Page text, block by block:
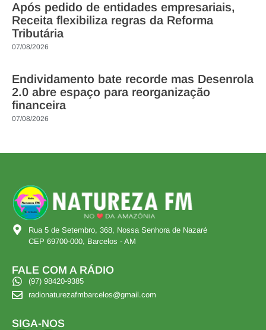
Após pedido de entidades empresariais,
Receita flexibiliza regras da Reforma
Tributária
07/08/2026
Endividamento bate recorde mas Desenrola
2.0 abre espaço para reorganização
financeira
07/08/2026
Rua 5 de Setembro, 368, Nossa Senhora de Nazaré
CEP 69700-000, Barcelos - AM
FALE COM A RÁDIO
(97) 98420-9385
radionaturezafmbarcelos@gmail.com
SIGA-NOS